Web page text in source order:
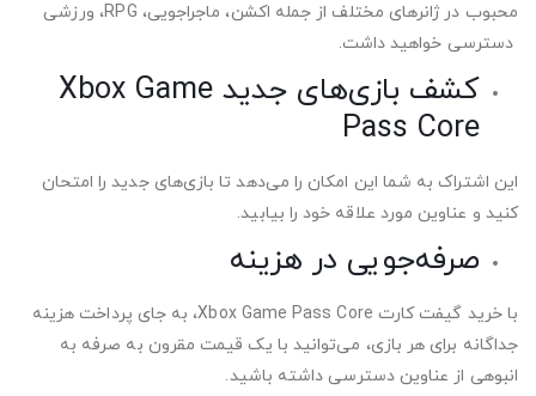
محبوب در ژانرهای مختلف از جمله اکشن، ماجراجویی، RPG، ورزشی
دسترسی خواهید داشت.
کشف بازی‌های جدید Xbox Game
Pass Core
این اشتراک به شما این امکان را می‌دهد تا بازی‌های جدید را امتحان
کنید و عناوین مورد علاقه خود را بیابید.
صرفه‌جویی در هزینه
با خرید گیفت کارت Xbox Game Pass Core، به جای پرداخت هزینه
جداگانه برای هر بازی، می‌توانید با یک قیمت مقرون به صرفه به
انبوهی از عناوین دسترسی داشته باشید.